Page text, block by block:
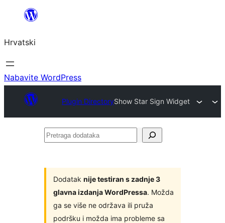
Skoči
sadržaja
Hrvatski
Nabavite WordPress
Plugin DirectoryShow Star Sign Widget
Pretraga
Dodatak nije testiran s zadnje 3
glavna izdanja WordPressa. Možda
ga se više ne održava ili pruža
podršku i možda ima probleme sa